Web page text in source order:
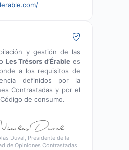
y gestión de las
Les Trésors d’Érable es
a los requisitos de
definidos por la
Contrastadas y por el
de consumo.
Duval, Presidente de la
de Opiniones Contrastadas